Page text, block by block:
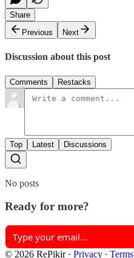
Share
Previous
Next
Discussion about this post
Comments Restacks
Top Latest Discussions
No posts
Ready for more?
© 2026 RePikir· Privacy ∙ Terms